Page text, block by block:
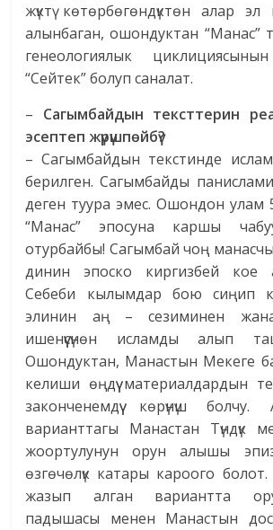
жүктү көтөрбөгөндүктөн алар
алынбаган, ошондуктан “Манас”
генеологиялык
“Сейтек” болуп саналат.
– Сагымбайдын тексттерин
эсептеп жүрүшпөйбү?
– Сагымбайдын текстинде
берилген. Сагымбайды
деген туура эмес. Ошондон улам
“Манас” эпосуна каршы
отурбайбы! Сагымбай чоң
динин эпоско киргизбей кое
Себеби кылымдар бою сиңип
элинин аң – сезиминен жана
ишенүүсүнөн исламды алып
Ошондуктан, Манастын Мекеге
келиши өңдүү материалдардын
законченемдүү көрүнүш
варианттагы Манастан Түндүк
жоортулунун орун алышы
өзгөчөлүк катары кароого
жазып алган вариантта
падышасы менен Манастын